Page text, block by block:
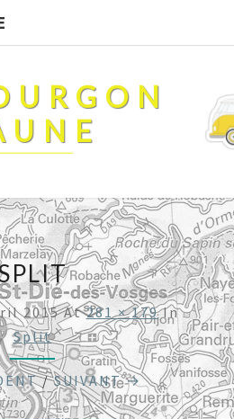
2015At281 × 179In
Split
/SUIVANT →